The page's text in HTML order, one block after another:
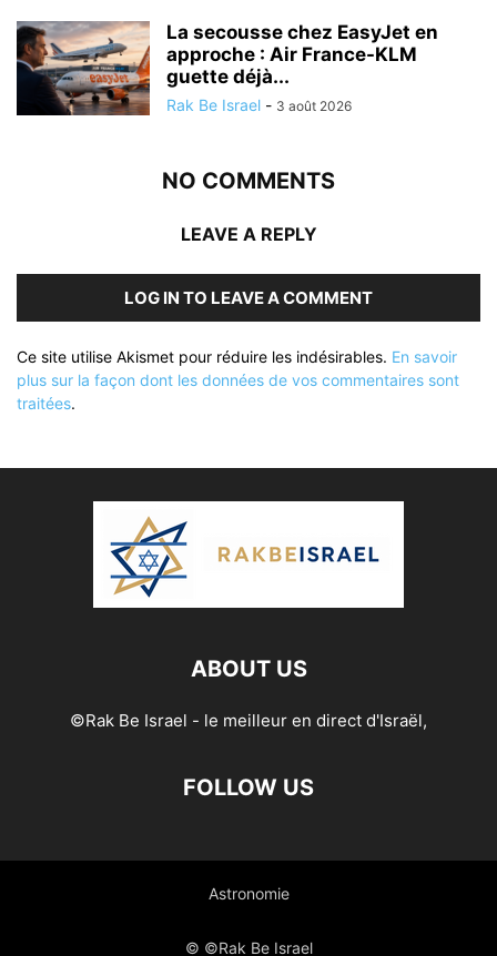
La secousse chez EasyJet en
approche : Air France-KLM
guette déjà...
Rak Be Israel - 3 août 2026
NO COMMENTS
LEAVE A REPLY
LOG IN TO LEAVE A COMMENT
Ce site utilise Akismet pour réduire les indésirables. En savoir
plus sur la façon dont les données de vos commentaires sont
traitées.
ABOUT US
©Rak Be Israel - le meilleur en direct d'Israël,
FOLLOW US
Astronomie
© ©Rak Be Israel